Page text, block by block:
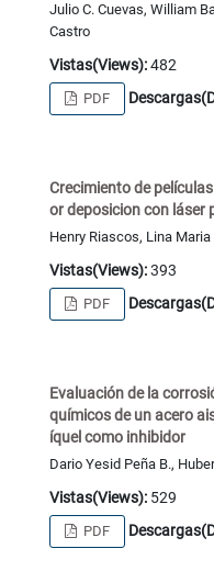
Julio C. Cuevas, William
Castro
Vistas(Views):482
PDF
Crecimiento de
or deposicion con láser
Henry Riascos, Lina
Vistas(Views):393
PDF
Evaluación de la
químicos de un acero
íquel como inhibidor
Dario Yesid Peña B.,
Vistas(Views):529
PDF